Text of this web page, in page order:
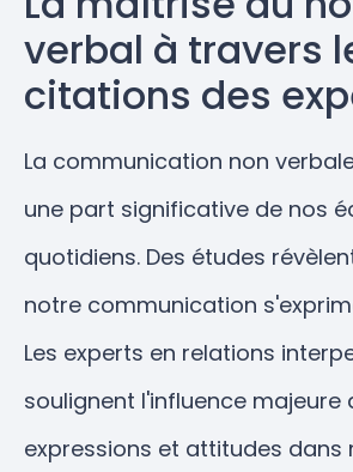
verbal à travers
citations des
La communication non
une part significative de nos
quotidiens. Des études
notre communication
Les experts en relations
soulignent l'influence majeure
expressions et attitudes dans